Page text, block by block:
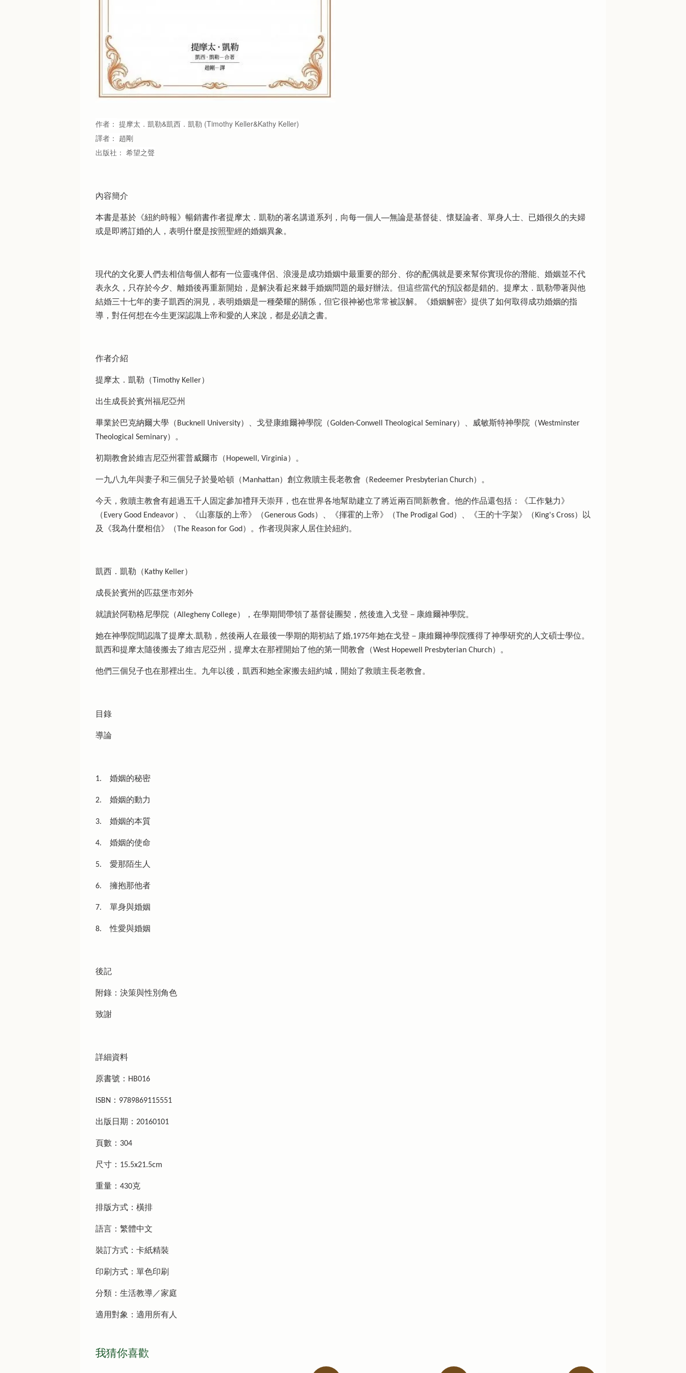
作者： 提摩太．凱勒&凱西．凱勒 (Timothy Keller&Kathy Keller)
譯者： 趙剛
出版社： 希望之聲
內容簡介
本書是基於《紐約時報》暢銷書作者提摩太．凱勒的著名講道系列，向每一個人──無論是基督徒、懷疑論者、單身人士、已婚很久的夫婦
或是即將訂婚的人，表明什麼是按照聖經的婚姻異象。
現代的文化要人們去相信每個人都有一位靈魂伴侶、浪漫是成功婚姻中最重要的部分、你的配偶就是要來幫你實現你的潛能、婚姻並不代
表永久，只存於今夕、離婚後再重新開始，是解決看起來棘手婚姻問題的最好辦法。但這些當代的預設都是錯的。提摩太．凱勒帶著與他
結婚三十七年的妻子凱西的洞見，表明婚姻是一種榮耀的關係，但它很神祕也常常被誤解。《婚姻解密》提供了如何取得成功婚姻的指
導，對任何想在今生更深認識上帝和愛的人來說，都是必讀之書。
作者介紹
提摩太．凱勒（Timothy Keller）
出生成長於賓州福尼亞州
畢業於巴克納爾大學（Bucknell University）、戈登康維爾神學院（Golden-Conwell Theological Seminary）、威敏斯特神學院（Westminster
Theological Seminary）。
初期教會於維吉尼亞州霍普威爾市（Hopewell, Virginia）。
一九八九年與妻子和三個兒子於曼哈頓（Manhattan）創立救贖主長老教會（Redeemer Presbyterian Church）。
今天，救贖主教會有超過五千人固定參加禮拜天崇拜，也在世界各地幫助建立了將近兩百間新教會。他的作品還包括：《工作魅力》
（Every Good Endeavor）、《山寨版的上帝》（Generous Gods）、《揮霍的上帝》（The Prodigal God）、《王的十字架》（King's Cross）以
及《我為什麼相信》（The Reason for God）。作者現與家人居住於紐約。
凱西．凱勒（Kathy Keller）
成長於賓州的匹茲堡市郊外
就讀於阿勒格尼學院（Allegheny College），在學期間帶領了基督徒團契，然後進入戈登－康維爾神學院。
她在神學院間認識了提摩太.凱勒，然後兩人在最後一學期的期初結了婚,1975年她在戈登－康維爾神學院獲得了神學研究的人文碩士學位。
凱西和提摩太隨後搬去了維吉尼亞州，提摩太在那裡開始了他的第一間教會（West Hopewell Presbyterian Church）。
他們三個兒子也在那裡出生。九年以後，凱西和她全家搬去紐約城，開始了救贖主長老教會。
目錄
導論
1. 婚姻的秘密
2. 婚姻的動力
3. 婚姻的本質
4. 婚姻的使命
5. 愛那陌生人
6. 擁抱那他者
7. 單身與婚姻
8. 性愛與婚姻
後記
附錄：決策與性別角色
致謝
詳細資料
原書號：HB016
ISBN：9789869115551
出版日期：20160101
頁數：304
尺寸：15.5x21.5cm
重量：430克
排版方式：橫排
語言：繁體中文
裝訂方式：卡紙精裝
印刷方式：單色印刷
分類：生活教導／家庭
適用對象：適用所有人
我猜你喜歡